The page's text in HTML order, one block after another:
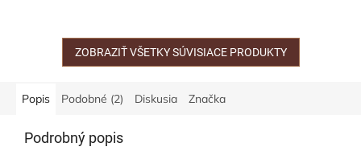
limetky a pomaranča,...
zo sójového vosku sú...
ZOBRAZIŤ VŠETKY SÚVISIACE PRODUKTY
Popis Podobné (2) Diskusia Značka
Podrobný popis